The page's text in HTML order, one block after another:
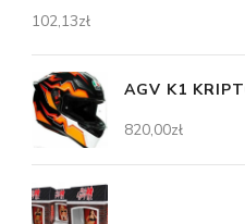
102,13zł
AGV K1
820,00zł